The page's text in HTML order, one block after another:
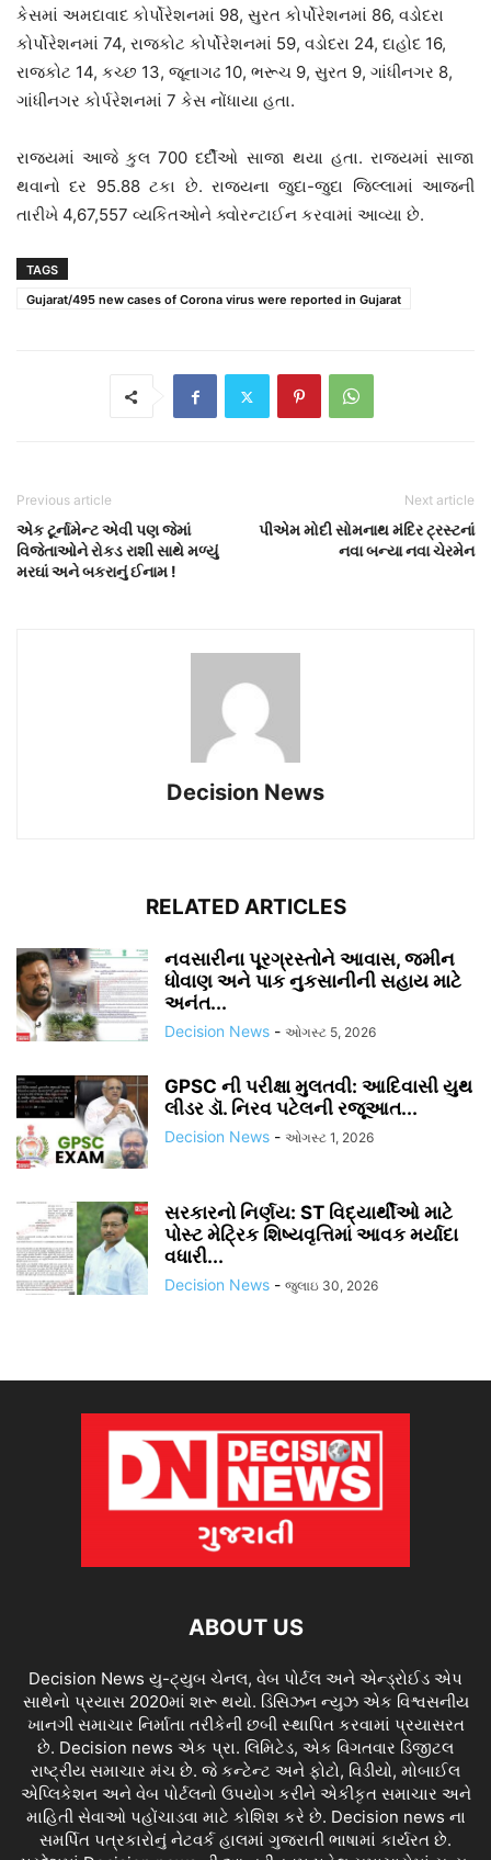
કેસમાં અમદાવાદ કોર્પોરેશનમાં 98, સુરત કોર્પોરેશનમાં 86, વડોદરા
કોર્પોરેશનમાં 74, રાજકોટ કોર્પોરેશનમાં 59, વડોદરા 24, દાહોદ 16,
રાજકોટ 14, કચ્છ 13, જૂનાગઢ 10, ભરૂચ 9, સુરત 9, ગાંધીનગર 8,
ગાંધીનગર કોર્પરેશનમાં 7 કેસ નોંધાયા હતા.
રાજ્યમાં આજે કુલ 700 દર્દીઓ સાજા થયા હતા. રાજ્યમાં સાજા
થવાનો દર 95.88 ટકા છે. રાજ્યના જુદા-જુદા જિલ્લામાં આજની
તારીખે 4,67,557 વ્યકિતઓને ક્વોરન્ટાઈન કરવામાં આવ્યા છે.
TAGS
Gujarat/495 new cases of Corona virus were reported in Gujarat
Previous article
એક ટૂર્નામેન્ટ એવી પણ જેમાં
વિજેતાઓને રોકડ રાશી સાથે મળ્યું
મરઘાં અને બકરાનું ઈનામ !
Next article
પીએમ મોદી સોમનાથ મંદિર ટ્રસ્ટનાં
નવા બન્યા નવા ચેરમેન
Decision News
RELATED ARTICLES
નવસારીના પૂરગ્રસ્તોને આવાસ, જમીન
ધોવાણ અને પાક નુકસાનીની સહાય માટે
અનંત...
Decision News - ઓગસ્ટ 5, 2026
GPSC ની પરીક્ષા મુલતવી: આદિવાસી યુથ
લીડર ડૉ. નિરવ પટેલની રજૂઆત...
Decision News - ઓગસ્ટ 1, 2026
સરકારનો નિર્ણય: ST વિદ્યાર્થીઓ માટે
પોસ્ટ મેટ્રિક શિષ્યવૃત્તિમાં આવક મર્યાદા
વધારી...
Decision News - જુલાઇ 30, 2026
ABOUT US
Decision News યુ-ટ્યુબ ચેનલ, વેબ પોર્ટલ અને એન્ડ્રોઈડ એપ
સાથેનો પ્રયાસ 2020માં શરૂ થયો. ડિસિઝન ન્યુઝ એક વિશ્વસનીય
ખાનગી સમાચાર નિર્માતા તરીકેની છબી સ્થાપિત કરવામાં પ્રયાસરત
છે. Decision news એક પ્રા. લિમિટેડ, એક વિગતવાર ડિજીટલ
રાષ્ટ્રીય સમાચાર મંચ છે. જે કન્ટેન્ટ અને ફોટો, વિડીયો, મોબાઈલ
એપ્લિકેશન અને વેબ પોર્ટલનો ઉપયોગ કરીને એકીકૃત સમાચાર અને
માહિતી સેવાઓ પહોંચાડવા માટે કોશિશ કરે છે. Decision news ના
સમર્પિત પત્રકારોનું નેટવર્ક હાલમાં ગુજરાતી ભાષામાં કાર્યરત છે.